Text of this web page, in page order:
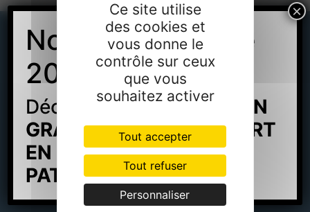
Nouveau Rentrée
2026 au campus
Découvrez laFORMATION
GRADE 7 – BAC+5 EXPERT
EN GESTION
PATRIMONIALE:ICI
×
75, rue Montplaisir - 26000 VALENCE
04 75 82 18 18
Ensemble Montplaisir :
Lycée Professionnel
Ce site utilise
des cookies et
vous donne le
contrôle sur ceux
que vous
souhaitez activer
Tout accepter
Tout refuser
Personnaliser